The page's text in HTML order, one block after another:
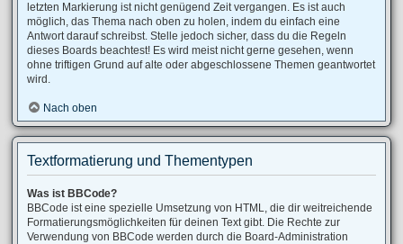
letzten Markierung ist nicht genügend Zeit vergangen. Es ist auch
möglich, das Thema nach oben zu holen, indem du einfach eine
Antwort darauf schreibst. Stelle jedoch sicher, dass du die Regeln
dieses Boards beachtest! Es wird meist nicht gerne gesehen, wenn
ohne triftigen Grund auf alte oder abgeschlossene Themen geantwortet
wird.
Nach oben
Textformatierung und Thementypen
Was ist BBCode?
BBCode ist eine spezielle Umsetzung von HTML, die dir weitreichende
Formatierungsmöglichkeiten für deinen Text gibt. Die Rechte zur
Verwendung von BBCode werden durch die Board-Administration